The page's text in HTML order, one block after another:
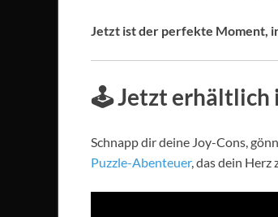
Jetzt ist der perfekte Moment,
🕹️Jetzt erhältlich
Schnapp dir deine Joy-Cons,
Puzzle-Abenteuer, das dein Herz